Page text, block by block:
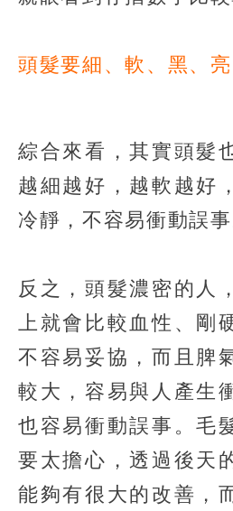
頭髮要細、軟、黑、
綜合來看，其實頭髮
越細越好，越軟越好
冷靜，不容易衝動誤事
反之，頭髮濃密的人
上就會比較血性、剛
不容易妥協，而且脾
較大，容易與人產生
也容易衝動誤事。毛
要太擔心，透過後天
能夠有很大的改善，